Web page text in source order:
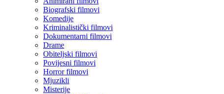
Biografski filmovi
Komedije
Kriminalistički filmovi
Dokumentarni filmovi
Drame
Obiteljski filmovi
Povijesni filmovi
Horror filmovi
Mjuzikli
Misterije